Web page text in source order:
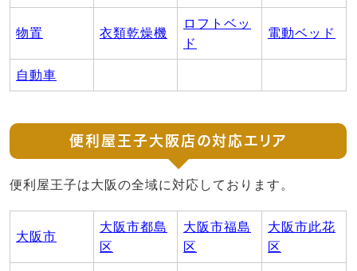
物置 衣類乾燥機
ロフトベッ
ド
電動ベッド
自動車
便利屋王子大阪店の対応エリア
便利屋王子は大阪の全域に対応しております。
大阪市
大阪市都島
区
大阪市福島
区
大阪市此花
区